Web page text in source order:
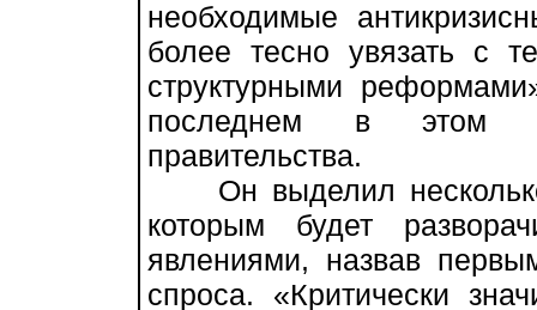
необходимые
более тесно увязать с
структурными
последнем в этом
правительства.
Он выделил несколько
которым будет
явлениями, назвав
спроса. «Критически